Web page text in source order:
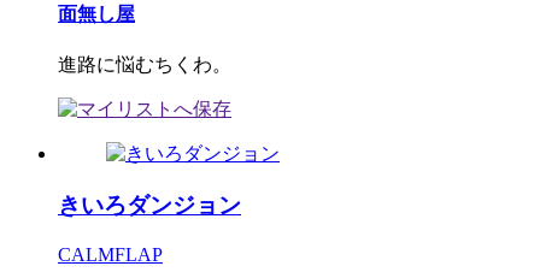
面無し屋
進路に悩むちくわ。
きいろダンジョン
CALMFLAP